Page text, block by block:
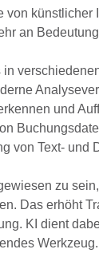
von künstlicher
an
und
von Text- und
zu
Das erhöht
KI dient
Werkzeug.